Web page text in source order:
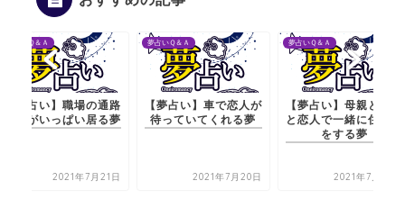
夢占いＱ＆Ａ
【夢占い】職場の通路
に人がいっぱい居る夢
2021年7月21日
夢占いＱ＆Ａ
【夢占い】車で恋人が
待っていてくれる夢
2021年7月20日
夢占いＱ＆Ａ
【夢占い】母親と自分
と恋人で一緒に住む話
をする夢
2021年7月20日